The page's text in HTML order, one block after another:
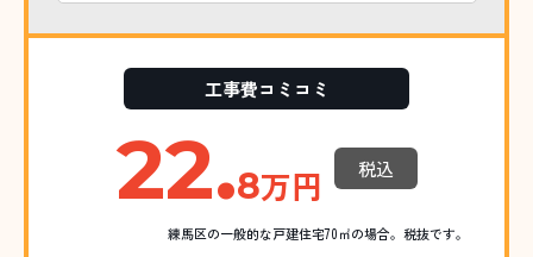
工事費コミコミ
22.8万円 税込
練馬区の一般的な戸建住宅70㎡の場合。税抜です。